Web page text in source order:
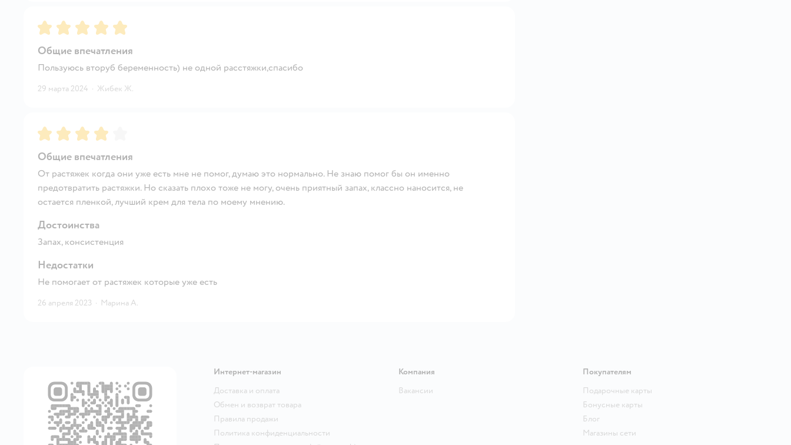
Рейтинг:5
Общие впечатления
Пользуюсь вторуб беременность) не одной расстяжки,спасибо
29 марта 2024 · Жибек Ж.
Рейтинг:4
Общие впечатления
От растяжек когда они уже есть мне не помог, думаю это нормально. Не знаю помог бы он именно
предотвратить растяжки. Но сказать плохо тоже не могу, очень приятный запах, классно наносится, не
остается пленкой, лучший крем для тела по моему мнению.
Достоинства
Запах, консистенция
Недостатки
Не помогает от растяжек которые уже есть
26 апреля 2023 · Марина А.
Интернет-магазин
Доставка и оплата
Обмен и возврат товара
Правила продажи
Политика конфиденциальности
Компания
Вакансии
Покупателям
Подарочные карты
Бонусные карты
Блог
Магазины сети